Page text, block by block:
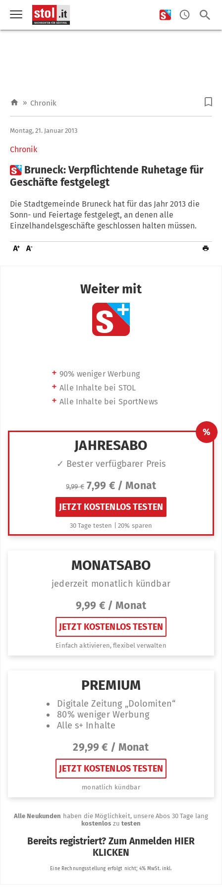
» Chronik
Chronik
Montag, 21. Januar 2013
 Bruneck: Verpflichtende Ruhetage für
Geschäfte festgelegt
Die Stadtgemeinde Bruneck hat für das Jahr 2013 die
Sonn- und Feiertage festgelegt, an denen alle
Einzelhandelsgeschäfte geschlossen halten müssen.